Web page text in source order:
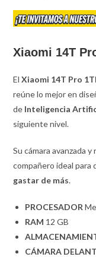
Xiaomi 14T
ElXiaomi 14T Pro
reúne lo mejor en
de Inteligencia
siguiente nivel.
Su cámara avanzada
compañero ideal para
gastar de más.
PROCESADOR
RAM 12 GB
CÁMARA